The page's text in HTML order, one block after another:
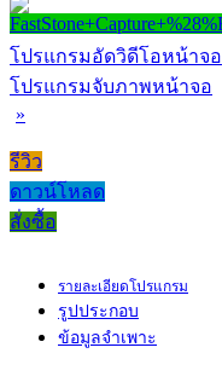
โปรแกรมอัดวิดีโอหน้าจอ
โปรแกรมจับภาพหน้าจอ
»
รีวิว
ดาวน์โหลด
สั่งซื้อ
รายละเอียดโปรแกรม
รูปประกอบ
ข้อมูลจำเพาะ